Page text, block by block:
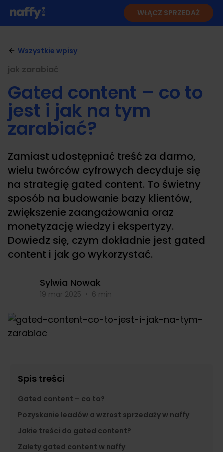
WŁĄCZ SPRZEDAŻ
Wszystkie wpisy
jak zarabiać
Gated content – co to
jest i jak na tym
zarabiać?
Zamiast udostępniać treść za darmo,
wielu twórców cyfrowych decyduje się
na strategię gated content. To świetny
sposób na budowanie bazy klientów,
zwiększenie zaangażowania oraz
monetyzację wiedzy i ekspertyzy.
Dowiedz się, czym dokładnie jest gated
content i jak go wykorzystać.
Sylwia Nowak
19 mar 2025 • 6 min
Spis treści
Gated content – co to?
Pozyskanie leadów a wzrost sprzedaży w naffy
Jakie treści do gated content?
Zalety gated content w naffy